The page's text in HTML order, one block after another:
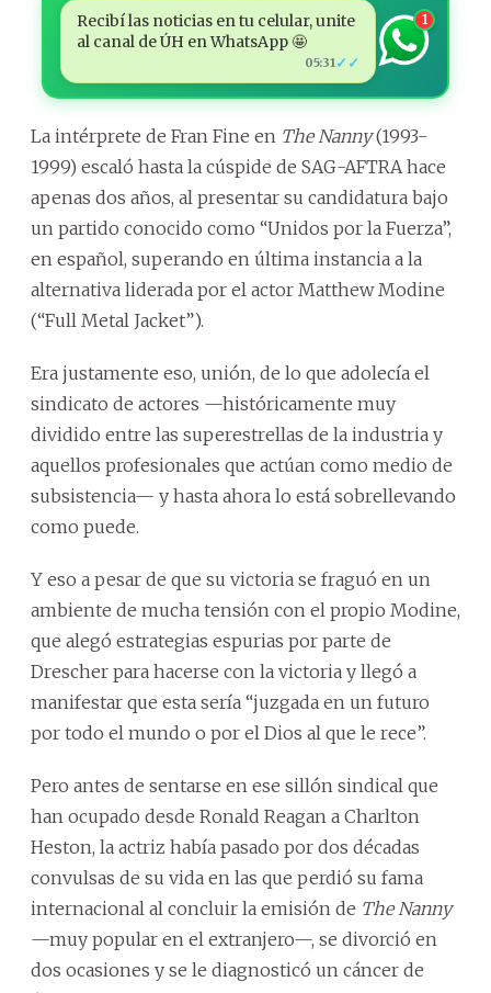
Recibí las noticias en tu celular, unite
al canal de ÚH en WhatsApp 🤩
05:31 ✓✓
1
La intérprete de Fran Fine en The Nanny(1993-
1999) escaló hasta la cúspide de SAG-AFTRA hace
apenas dos años, al presentar su candidatura bajo
un partido conocido como “Unidos por la Fuerza”,
en español, superando en última instancia a la
alternativa liderada por el actor Matthew Modine
(“Full Metal Jacket”).
Era justamente eso, unión, de lo que adolecía el
sindicato de actores —históricamente muy
dividido entre las superestrellas de la industria y
aquellos profesionales que actúan como medio de
subsistencia— y hasta ahora lo está sobrellevando
como puede.
Y eso a pesar de que su victoria se fraguó en un
ambiente de mucha tensión con el propio Modine,
que alegó estrategias espurias por parte de
Drescher para hacerse con la victoria y llegó a
manifestar que esta sería “juzgada en un futuro
por todo el mundo o por el Dios al que le rece”.
Pero antes de sentarse en ese sillón sindical que
han ocupado desde Ronald Reagan a Charlton
Heston, la actriz había pasado por dos décadas
convulsas de su vida en las que perdió su fama
internacional al concluir la emisión de The Nanny
—muy popular en el extranjero—, se divorció en
dos ocasiones y se le diagnosticó un cáncer de